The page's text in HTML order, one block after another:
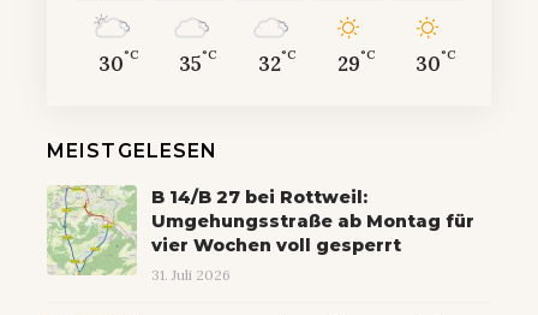
30°C 35°C 32°C 29°C 30°C
MEISTGELESEN
B 14/B 27 bei Rottweil:
Umgehungsstraße ab Montag für
vier Wochen voll gesperrt
31. Juli 2026